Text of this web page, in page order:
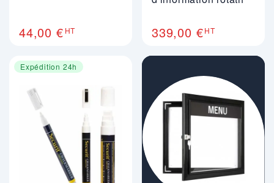
44,00 € HT 339,00 €HT
Expédition 24h